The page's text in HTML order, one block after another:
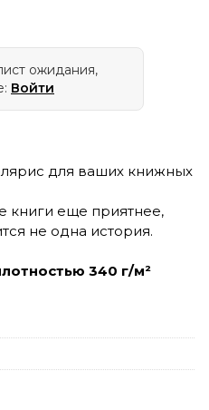
ожидания,
Войти
для ваших книжных
книги еще приятнее,
не одна история.
340 г/м²